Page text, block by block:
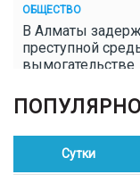
ОБЩЕСТВО
В Алматы
преступной
вымогательстве
ОБЩЕСТВО
Полицейские
конопли в Таразе
ПОПУЛЯРНО
Сутки